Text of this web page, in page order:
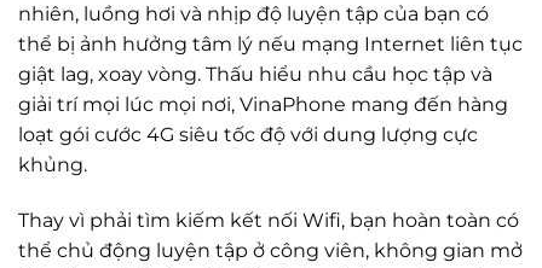
nhiên, luồng hơi và nhịp độ luyện tập của bạn có
thể bị ảnh hưởng tâm lý nếu mạng Internet liên tục
giật lag, xoay vòng. Thấu hiểu nhu cầu học tập và
giải trí mọi lúc mọi nơi, VinaPhone mang đến hàng
loạt gói cước 4G siêu tốc độ với dung lượng cực
khủng.
Thay vì phải tìm kiếm kết nối Wifi, bạn hoàn toàn có
thể chủ động luyện tập ở công viên, không gian mở